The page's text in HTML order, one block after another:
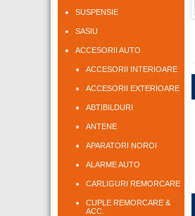
SUSPENSIE
SASIU
ACCESORII AUTO
ACCESORII INTERIOARE
ACCESORII EXTERIOARE
ABTIBILDURI
ANTENE
APARATORI NOROI
ALARME AUTO
CARLIGURI REMORCARE
CUPLE REMORCARE &
ACC.